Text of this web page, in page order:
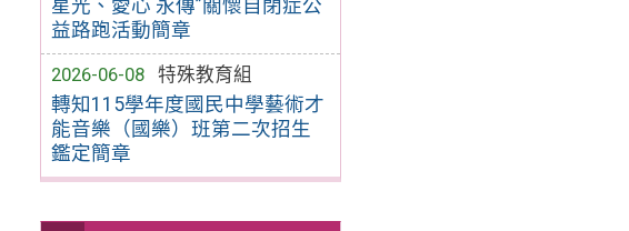
星光、愛心 永傳”關懷自閉症公
益路跑活動簡章
2026-06-08
特殊教育組
轉知115學年度國民中學藝術才
能音樂（國樂）班第二次招生
鑑定簡章